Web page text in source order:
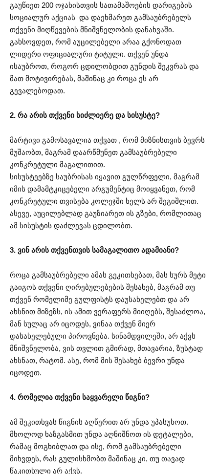
გაუწიეთ 200 ოჯახისთვის სათამაშოების დარიგების
სოციალურ აქციას და დაეხმარეთ გამსაუბრებელს
თქვენი მიღწევების მნიშვნელობის დანახვაში.
გახსოვდეთ, რომ აუცილებელი არაა გქონოდათ
ლიდერი ოფიციალური ტიტული. თქვენ უნდა
ისაუბროთ, როგორ ცდილობდით გუნდის შეკვრას და
მათ მოტივირებას, მაშინაც კი როცა ეს არ
გევალებოდათ.
2. რა არის თქვენი სიძლიერე და სისუსტე?
მარტივი გამოსავალია თქვათ , რომ მიზნისთვის ბევრს
მუშაობთ, მაგრამ დაარწმუნეთ გამსაუბრებელი
კონკრეტული მაგალითით.
სისუსტეებზე საუბრისას იყავით გულწრფელი, მაგრამ
იმის დამამტკიცებელი არგუმენტიც მოიყვანეთ, რომ
კონკრეტული თვისება კოლეჯში ხელს არ შეგიშლით.
ასევე, აუცილებლად გაუზიარეთ ის გზები, რომლითაც
ამ სისუსტის დაძლევას ცდილობთ.
3. ვინ არის თქვენთვის სამაგალითო ადამიანი?
როცა გამსაუბრებელი ამას გეკითხებათ, მას სურს მეტი
გაიგოს თქვენი ღირებულებების შესახებ, მაგრამ თუ
თქვენ რომელიმე გულფისტს დაუსახელებთ და არ
ახსნით მიზეზს, ის ამით ვერაფერს მიიღებს, შესაძლოა,
მან სულაც არ იცოდეს, ვინაა თქვენ მიერ
დასახელებული პიროვნება. სინამდვილეში, არ აქვს
მნიშვნელობა, ვის თვლით გმირად, მთავარია, ზუსტად
ახსნათ, რატომ. ასე, რომ მის შესახებ ბევრი უნდა
იცოდეთ.
4. რომელია თქვენი საყვარელი წიგნი?
ამ შეკითხვას წიგნის აღწერით არ უნდა უპასუხოთ.
მხოლოდ ხაზგასმით უნდა აღნიშნოთ ის დეტალები,
რამაც მოგხიბლათ და ისე, რომ გამსაუბრებელი
მიხვდეს, რას გულისხმობთ მაშინაც კი, თუ თავად
წაკითხული არ აქვს.